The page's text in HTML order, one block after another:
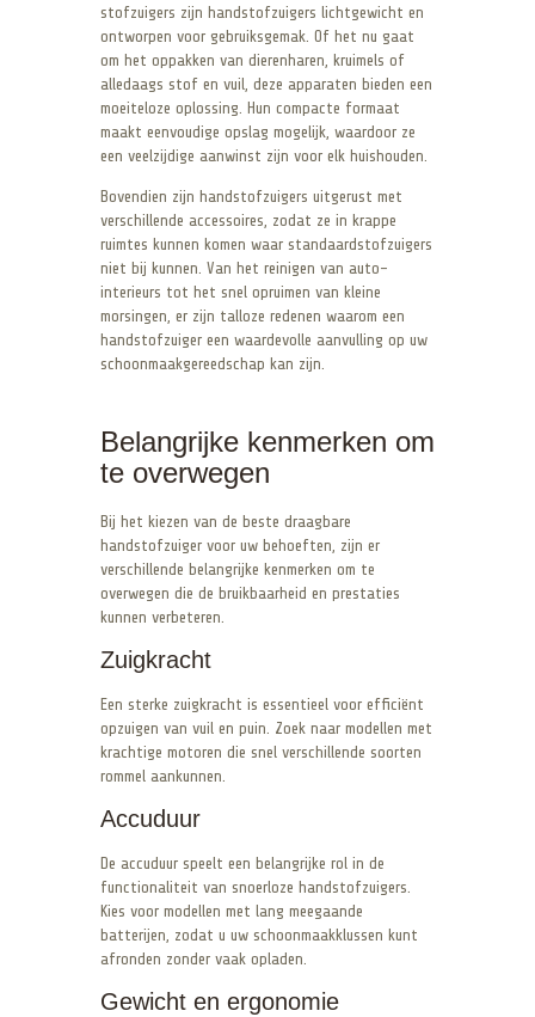
stofzuigers zijn handstofzuigers lichtgewicht en
ontworpen voor gebruiksgemak. Of het nu gaat
om het oppakken van dierenharen, kruimels of
alledaags stof en vuil, deze apparaten bieden een
moeiteloze oplossing. Hun compacte formaat
maakt eenvoudige opslag mogelijk, waardoor ze
een veelzijdige aanwinst zijn voor elk huishouden.
Bovendien zijn handstofzuigers uitgerust met
verschillende accessoires, zodat ze in krappe
ruimtes kunnen komen waar standaardstofzuigers
niet bij kunnen. Van het reinigen van auto-
interieurs tot het snel opruimen van kleine
morsingen, er zijn talloze redenen waarom een
handstofzuiger een waardevolle aanvulling op uw
schoonmaakgereedschap kan zijn.
Belangrijke kenmerken om
te overwegen
Bij het kiezen van de beste draagbare
handstofzuiger voor uw behoeften, zijn er
verschillende belangrijke kenmerken om te
overwegen die de bruikbaarheid en prestaties
kunnen verbeteren.
Zuigkracht
Een sterke zuigkracht is essentieel voor efficiënt
opzuigen van vuil en puin. Zoek naar modellen met
krachtige motoren die snel verschillende soorten
rommel aankunnen.
Accuduur
De accuduur speelt een belangrijke rol in de
functionaliteit van snoerloze handstofzuigers.
Kies voor modellen met lang meegaande
batterijen, zodat u uw schoonmaakklussen kunt
afronden zonder vaak opladen.
Gewicht en ergonomie